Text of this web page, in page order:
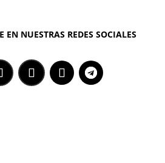
EN NUESTRAS REDES SOCIALES